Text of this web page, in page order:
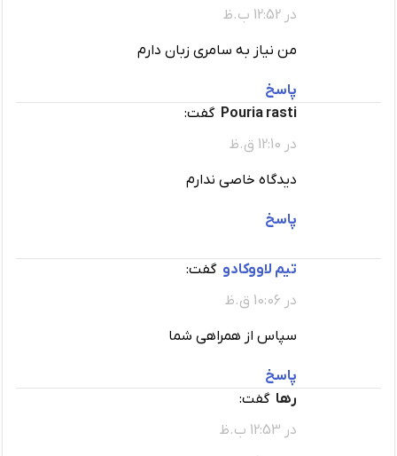
در 12:52 ب.ظ
من نیاز به سامری زبان دارم
پاسخ
Pouria rasti
گفت:
در 12:10 ق.ظ
دیدگاه خاصی ندارم
پاسخ
تیم لاووکادو گفت:
در 10:06 ق.ظ
سپاس از همراهی شما
پاسخ
رها گفت:
در 12:53 ب.ظ